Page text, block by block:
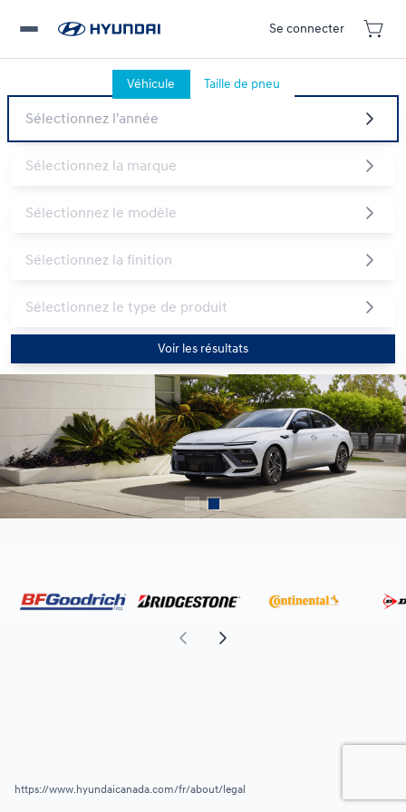
Se connecter
Véhicule Taille de pneu
Voir les résultats
https://www.hyundaicanada.com/fr/about/legal